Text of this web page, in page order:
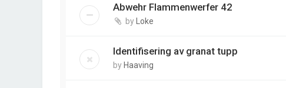
Abwehr Flammenwerfer 42
byLoke
Identifisering av granat tupp
byHaaving